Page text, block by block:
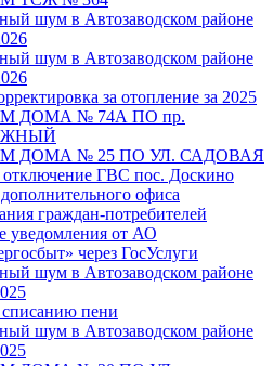
шум в Автозаводском районе
шум в Автозаводском районе
за отопление за 2025
ДОМА № 74А ПО пр.
ДОМА № 25 ПО УЛ. САДОВАЯ
ГВС пос. Доскино
офиса
граждан-потребителей
уведомления от АО
через ГосУслуги
шум в Автозаводском районе
пени
шум в Автозаводском районе